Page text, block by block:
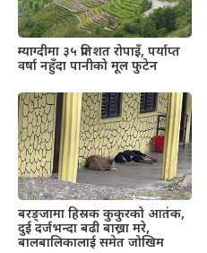
म्याग्दीमा ३५ प्रतिशत रोपाइँ, पर्याप्त
वर्षा नहुँदा पानीको मूल फुटेन
बरङ्जामा हिस्रक कुकुरको आतंक,
दुई दर्जभन्दा बढी बाख्रा मरे,
बालबालिकालाई समेत जोखिम